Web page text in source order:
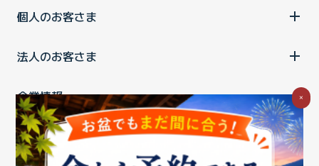
個人のお客さま
法人のお客さま
企業情報
ご利用中の方
×